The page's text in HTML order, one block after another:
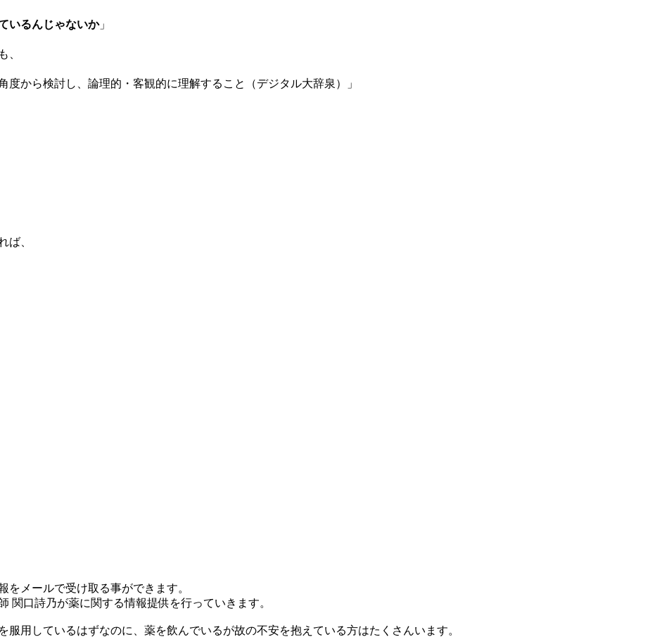
いるんじゃないか」
、
度から検討し、論理的・客観的に理解すること（デジタル大辞泉）」
ば、
メールで受け取る事ができます。
関口詩乃が薬に関する情報提供を行っていきます。
用しているはずなのに、薬を飲んでいるが故の不安を抱えている方はたくさんいます。